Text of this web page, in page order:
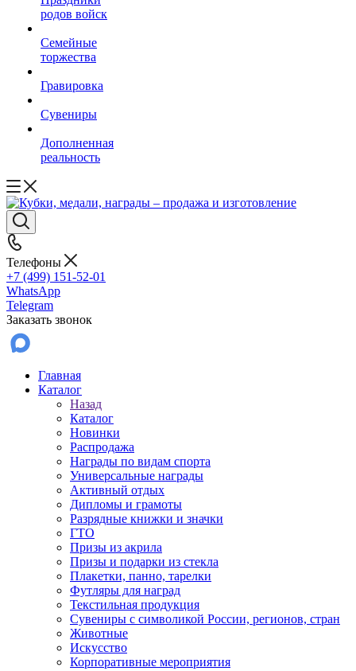
родов войск
Семейные
торжества
Гравировка
Сувениры
Дополненная
реальность
Телефоны
+7 (499) 151-52-01
WhatsApp
Telegram
Заказать звонок
Главная
Каталог
Назад
Каталог
Новинки
Распродажа
Награды по видам спорта
Универсальные награды
Активный отдых
Дипломы и грамоты
Разрядные книжки и значки
ГТО
Призы из акрила
Призы и подарки из стекла
Плакетки, панно, тарелки
Футляры для наград
Текстильная продукция
Сувениры с символикой России, регионов, стран
Животные
Искусство
Корпоративные мероприятия